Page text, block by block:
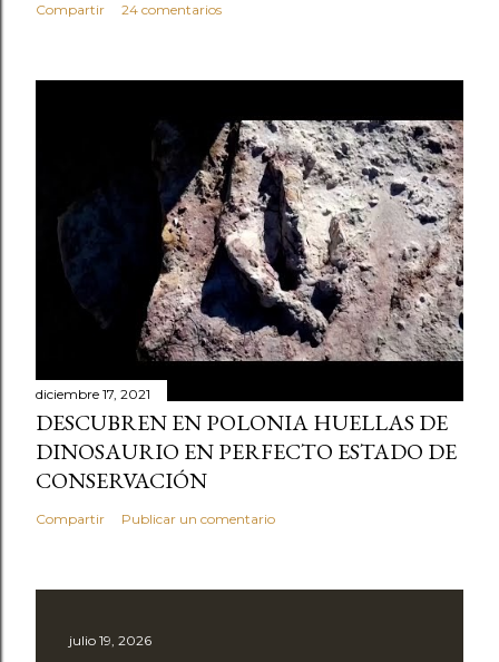
Compartir 24 comentarios
diciembre 17, 2021
DESCUBREN EN POLONIA HUELLAS DE
DINOSAURIO EN PERFECTO ESTADO DE
CONSERVACIÓN
Compartir Publicar un comentario
julio 19, 2026